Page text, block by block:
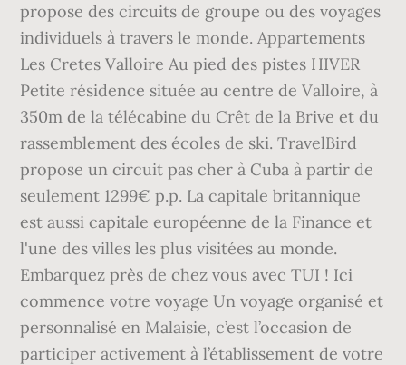
propose des circuits de groupe ou des voyages
individuels à travers le monde. Appartements
Les Cretes Valloire Au pied des pistes HIVER
Petite résidence située au centre de Valloire, à
350m de la télécabine du Crêt de la Brive et du
rassemblement des écoles de ski. TravelBird
propose un circuit pas cher à Cuba à partir de
seulement 1299€ p.p. La capitale britannique
est aussi capitale européenne de la Finance et
l'une des villes les plus visitées au monde.
Embarquez près de chez vous avec TUI ! Ici
commence votre voyage Un voyage organisé et
personnalisé en Malaisie, c’est l’occasion de
participer activement à l’établissement de votre